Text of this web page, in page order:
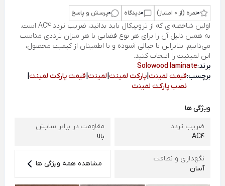
0نمره (از 0 امتیاز) 0دیدگاه 0پرسش و پاسخ
اولین شاخصه‌ای که از تروپیکال باید بدانید، ضریب تردد AC4 است.
به همین دلیل آن را برای هر نوع فضایی با هر میزان ترددی مناسب
می‌دانیم. بنابراین با خیالی آسوده و با اطمینان از کیفیت محصول،
این لمینیت را انتخاب کنید.
برند:Solowood laminate
برچسب:قیمت لمینت پارکت لمینت لمینت قیمت پارکت لمینت
نصب پارکت لمینت
ویژگی ها
ضریب تردد
AC4
مقاومت در برابر سایش
بالا
نگهداری و نظافت
آسان
مشاهده همه ویژگی ها